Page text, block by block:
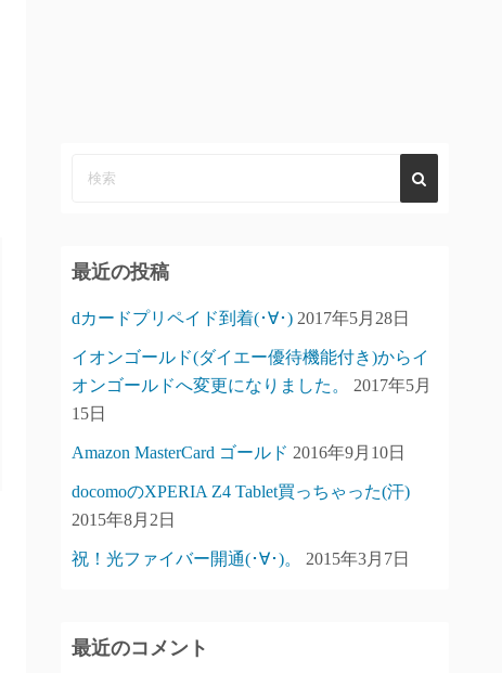
最近の投稿
dカードプリペイド到着(･∀･) 2017年5月28日
イオンゴールド(ダイエー優待機能付き)からイ
オンゴールドへ変更になりました。
2017年5月
15日
Amazon MasterCard ゴールド 2016年9月10日
docomoのXPERIA Z4 Tablet買っちゃった(汗)
2015年8月2日
祝！光ファイバー開通(･∀･)。 2015年3月7日
最近のコメント